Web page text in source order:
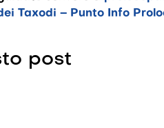
Taxodi – Punto Info
post